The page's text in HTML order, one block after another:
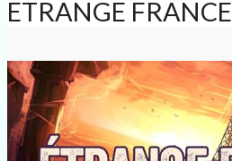
ETRANGE FRANCE